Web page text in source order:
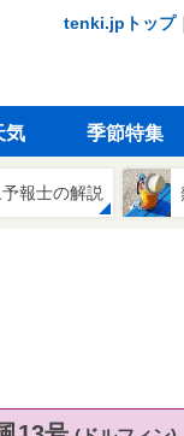
tenki.jpトップ｜
気 季節特集
報士の解説